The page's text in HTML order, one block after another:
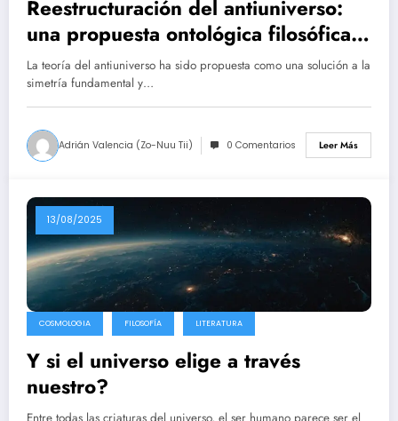
Reestructuración del antiuniverso:
una propuesta ontológica filosófica
desde la simetría temporal de
Feynman
La teoría del antiuniverso ha sido propuesta como una solución a la
simetría fundamental y…
Adrián Valencia (Zo-Nuu Tii) 0 Comentarios Leer Más
13/08/2025
COSMOLOGIA FILOSOFÍA LITERATURA
Y si el universo elige a través
nuestro?